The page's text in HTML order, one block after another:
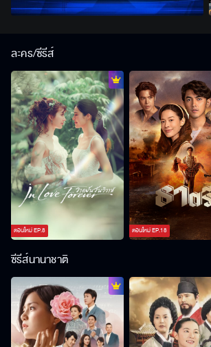
ละคร/ซีรีส์
ตอนใหม่EP.8 ตอนใหม่EP.18
ซีรีส์นานาชาติ